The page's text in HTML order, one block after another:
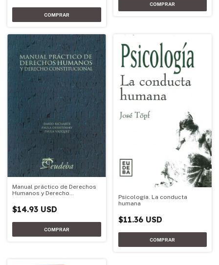
Manual práctico de Derechos
Humanos y Derecho
$14.93 USD
Psicología. La conducta
humana
$11.36 USD